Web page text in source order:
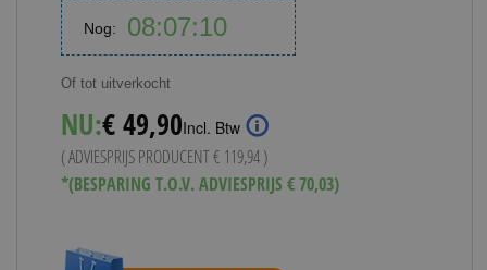
Nog:
08
Hours
07
Minutes
09
Seconds
Of tot uitverkocht
NU:€ 49,90Incl. Btw
( ADVIESPRIJS PRODUCENT€ 119,94)
*(BESPARING T.O.V. ADVIESPRIJS € 70,03)